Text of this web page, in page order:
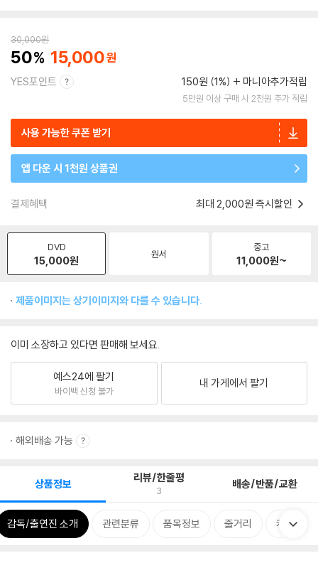
30,000원
50 15,000
YES포인트 150원 (1%) 마니아추가적립
5만원 이상 구매 시 2천원 추가 적립
사용 가능한 쿠폰 받기
앱 다운 시 1천원 상품권
결제혜택 최대 2,000원 즉시할인
DVD
15,000원 원서
중고
11,000원~
제품이미지는 상기이미지와 다를 수 있습니다.
이미 소장하고 있다면 판매해 보세요.
예스24에 팔기
바이백 신청 불가
내 가게에서 팔기
해외배송 가능
상품정보 리뷰/한줄평
3 배송/반품/교환
감독/출연진 소개 관련분류 품목정보 줄거리 캐스팅